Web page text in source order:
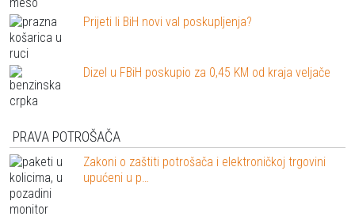
Prijeti li BiH novi val poskupljenja?
Dizel u FBiH poskupio za 0,45 KM od kraja veljače
PRAVA POTROŠAČA
Zakoni o zaštiti potrošača i elektroničkoj trgovini
upućeni u p…